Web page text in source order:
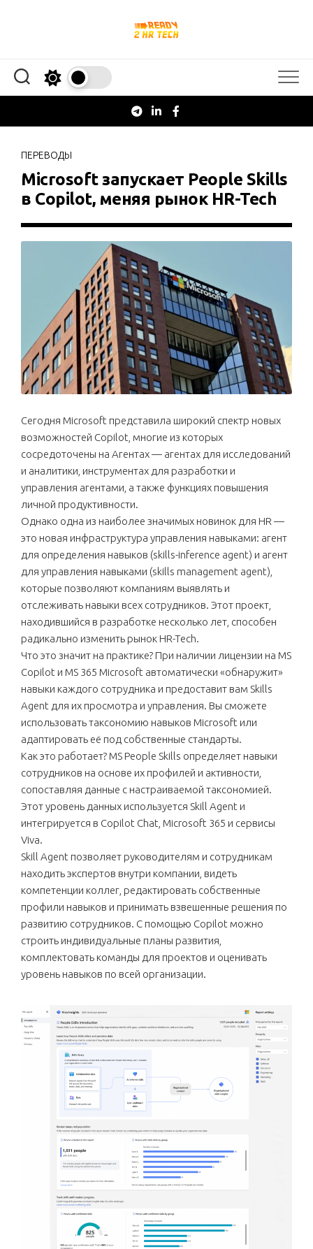
ПЕРЕВОДЫ
Microsoft запускает People Skills
в Copilot, меняя рынок HR-Tech
Сегодня Microsoft представила широкий спектр новых
возможностей Copilot, многие из которых
сосредоточены на Агентах — агентах для исследований
и аналитики, инструментах для разработки и
управления агентами, а также функциях повышения
личной продуктивности.
Однако одна из наиболее значимых новинок для HR —
это новая инфраструктура управления навыками: агент
для определения навыков (skills-inference agent) и агент
для управления навыками (skills management agent),
которые позволяют компаниям выявлять и
отслеживать навыки всех сотрудников. Этот проект,
находившийся в разработке несколько лет, способен
радикально изменить рынок HR-Tech.
Что это значит на практике? При наличии лицензии на MS
Copilot и MS 365 Microsoft автоматически «обнаружит»
навыки каждого сотрудника и предоставит вам Skills
Agent для их просмотра и управления. Вы сможете
использовать таксономию навыков Microsoft или
адаптировать её под собственные стандарты.
Как это работает? MS People Skills определяет навыки
сотрудников на основе их профилей и активности,
сопоставляя данные с настраиваемой таксономией.
Этот уровень данных используется Skill Agent и
интегрируется в Copilot Chat, Microsoft 365 и сервисы
Viva.
Skill Agent позволяет руководителям и сотрудникам
находить экспертов внутри компании, видеть
компетенции коллег, редактировать собственные
профили навыков и принимать взвешенные решения по
развитию сотрудников. С помощью Copilot можно
строить индивидуальные планы развития,
комплектовать команды для проектов и оценивать
уровень навыков по всей организации.